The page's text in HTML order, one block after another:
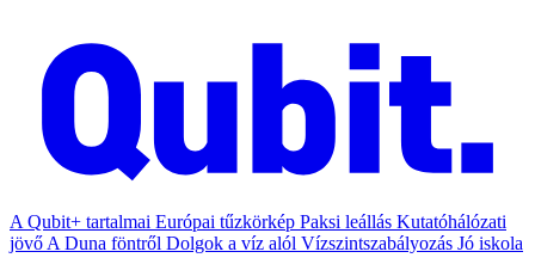
A Qubit+ tartalmai Európai tűzkörkép Paksi leállás Kutatóhálózati
jövő A Duna föntről Dolgok a víz alól Vízszintszabályozás Jó iskola